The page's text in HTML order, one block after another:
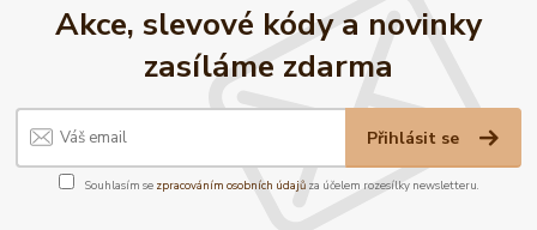
Akce, slevové kódy a novinky
zasíláme zdarma
Přihlásit se
Souhlasím se zpracováním osobních údajůza účelem rozesílky newsletteru.